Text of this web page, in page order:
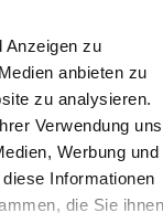
Anzeigen zu
anbieten zu
zu analysieren.
Verwendung
Werbung und
Informationen
die Sie ihnen